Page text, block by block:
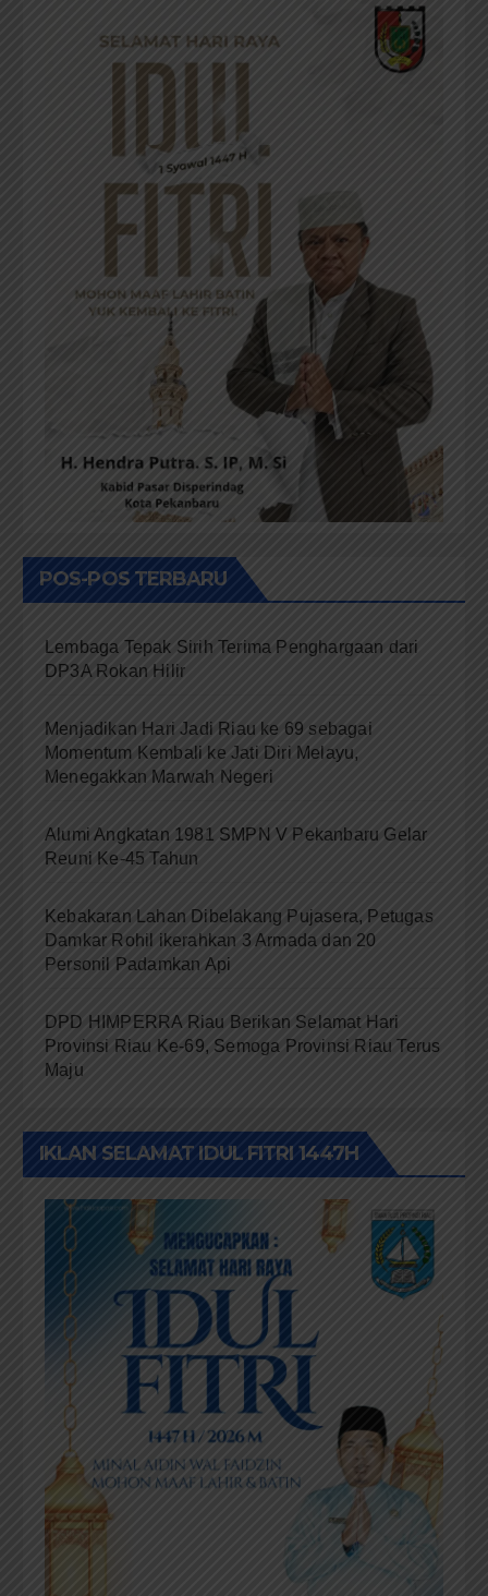
POS-POS TERBARU
Lembaga Tepak Sirih Terima Penghargaan dari
DP3A Rokan Hilir
Menjadikan Hari Jadi Riau ke 69 sebagai
Momentum Kembali ke Jati Diri Melayu,
Menegakkan Marwah Negeri
Alumi Angkatan 1981 SMPN V Pekanbaru Gelar
Reuni Ke-45 Tahun
Kebakaran Lahan Dibelakang Pujasera, Petugas
Damkar Rohil ikerahkan 3 Armada dan 20
Personil Padamkan Api
DPD HIMPERRA Riau Berikan Selamat Hari
Provinsi Riau Ke-69, Semoga Provinsi Riau Terus
Maju
IKLAN SELAMAT IDUL FITRI 1447H